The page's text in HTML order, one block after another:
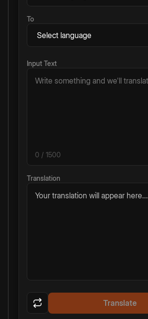
To
Input Text
0 / 1500
Translation
Your translation will appear here...
Translate